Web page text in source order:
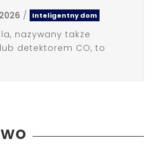
/ Inteligentny dom
nazywany także
detektorem CO, to